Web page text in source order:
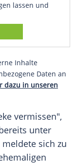
lassen und
Inhalte
Daten an
dazu in unseren
vermissen",
unter
meldete sich zu